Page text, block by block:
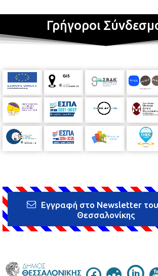
Γρήγοροι
Εγγραφή στο Newsletter
Θεσσαλονίκης